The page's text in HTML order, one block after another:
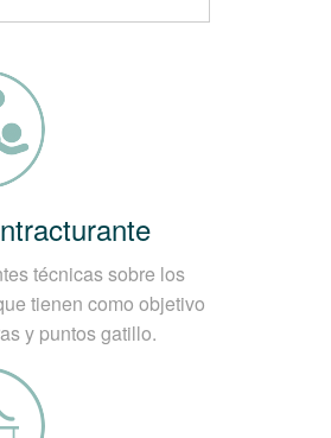
El dolor
dolor, que a su
técnicas sobre los
tienen como objetivo
y puntos gatillo.